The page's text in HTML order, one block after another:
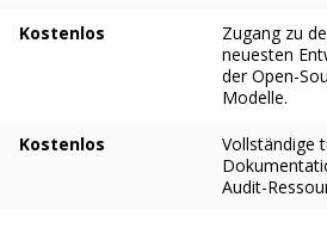
Kostenlos
Zugang zu
neuesten
der Open-
Modelle.
Kostenlos
Vollständige
Audit-